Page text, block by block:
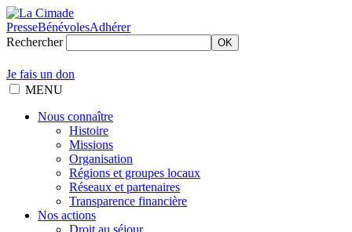
PresseBénévolesAdhérer
Rechercher
OK
Je fais un don
MENU
Nous connaître
Histoire
Missions
Organisation
Régions et groupes locaux
Réseaux et partenaires
Transparence financière
Nos actions
Droit au séjour